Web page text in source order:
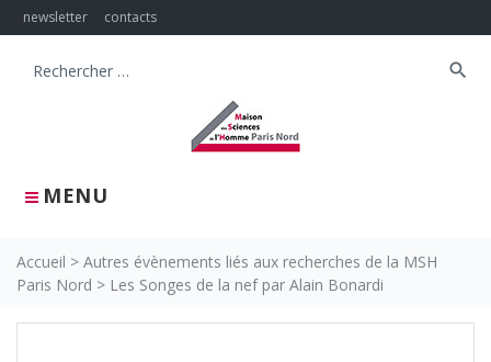
Skip
to
newsletter contacts
MENU
Search
search
Accueil > Autres évènements liés aux recherches de la MSH
Paris Nord > Les Songes de la nef par Alain Bonardi